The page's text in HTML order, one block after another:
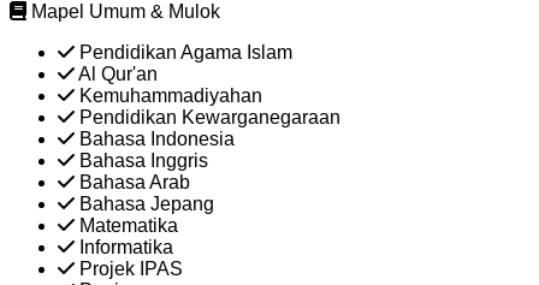
Mapel Umum & Mulok
Pendidikan Agama Islam
Al Qur'an
Kemuhammadiyahan
Pendidikan Kewarganegaraan
Bahasa Indonesia
Bahasa Inggris
Bahasa Arab
Bahasa Jepang
Matematika
Informatika
Projek IPAS